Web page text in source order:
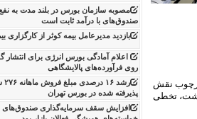
مصوبه سازمان بورس در بلند مدت به نفع
صندوق‌های با درآمد ثابت است
بازدید مدیرعامل بیمه کوثر از کارگزاری
اعلام آمادگی بورس انرژی برای انتشار
روی فرآورده‌های پالایشگاهی ‌
پذیرفته شده در بورس تهران
افزایش سقف سرمایه‌گذاری صندوق‌های با
نقش
تخطی